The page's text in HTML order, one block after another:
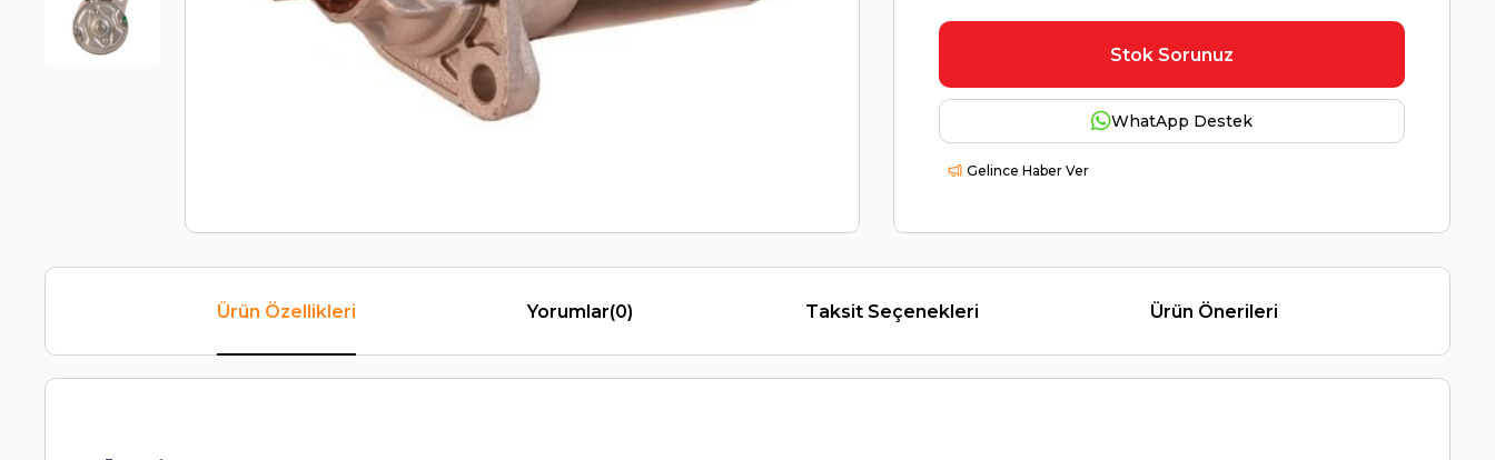
Stok Sorunuz
WhatApp Destek
Gelince Haber Ver
Ürün Özellikleri Yorumlar(0) Taksit Seçenekleri Ürün Önerileri